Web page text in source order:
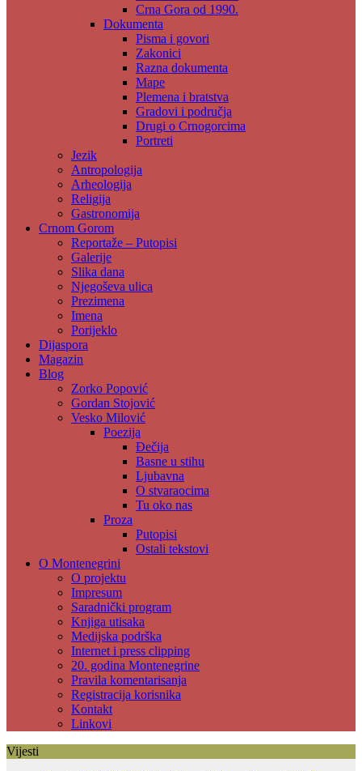
Crna Gora od 1990.
Dokumenta
Pisma i govori
Zakonici
Razna dokumenta
Mape
Plemena i bratstva
Gradovi i područja
Drugi o Crnogorcima
Portreti
Jezik
Antropologija
Arheologija
Religija
Gastronomija
Crnom Gorom
Reportaže – Putopisi
Galerije
Slika dana
Njegoševa ulica
Prezimena
Imena
Porijeklo
Dijaspora
Magazin
Blog
Zorko Popović
Gordan Stojović
Vesko Milović
Poezija
Đečija
Basne u stihu
Ljubavna
O stvaraocima
Tu oko nas
Proza
Putopisi
Ostali tekstovi
O Montenegrini
O projektu
Impresum
Saradnički program
Knjiga utisaka
Medijska podrška
Internet i press clipping
20. godina Montenegrine
Pravila komentarisanja
Registracija korisnika
Kontakt
Linkovi
Vijesti